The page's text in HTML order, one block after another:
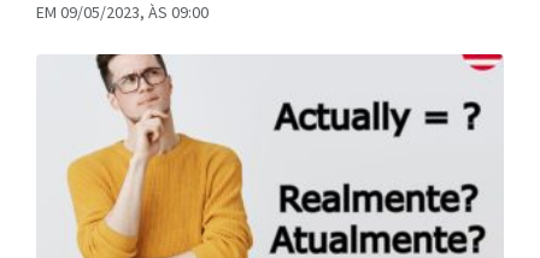
EM 09/05/2023, ÀS 09:00